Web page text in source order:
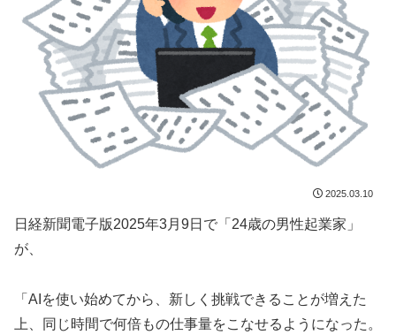
2025.03.10
日経新聞電子版2025年3月9日で「24歳の男性起業家」
が、
「AIを使い始めてから、新しく挑戦できることが増えた
上、同じ時間で何倍もの仕事量をこなせるようになった。